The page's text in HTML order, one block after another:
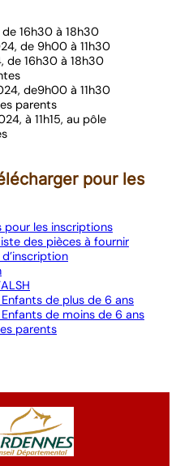
16h30 à 18h30
de 9h00 à 11h30
de 16h30 à 18h30
de9h00 à 11h30
parents
à 11h15, au pôle
pour les
pour les inscriptions
des pièces à fournir
de plus de 6 ans
de moins de 6 ans
parents